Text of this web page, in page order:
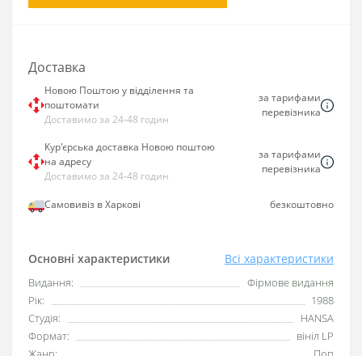
Основні характеристики Всі характеристики
Видання:
Фірмове видання
Рік:
1988
Студія:
HANSA
Формат:
вініл LP
Доставка
Новою Поштою у відділення та
поштомати
Доставимо за 24-48 годин
за тарифами
перевізника
Кур'єрська доставка Новою поштою
на адресу
Доставимо за 24-48 годин
за тарифами
перевізника
Самовивіз в Харкові безкоштовно